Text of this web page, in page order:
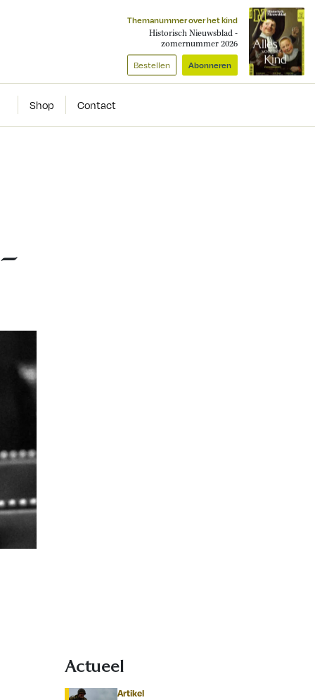
Themanummer over het kind
Historisch Nieuwsblad -
zomernummer 2026
Bestellen Abonneren
Shop Contact
Actueel
Artikel